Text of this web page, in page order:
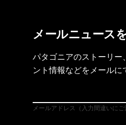
メールニュース
パタゴニアのストーリ
ント情報などをメールに
メールアドレス（入力間違いにご